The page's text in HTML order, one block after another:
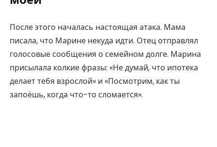
После этого началась настоящая атака. Мама
писала, что Марине некуда идти. Отец отправлял
голосовые сообщения о семейном долге. Марина
присылала колкие фразы: «Не думай, что ипотека
делает тебя взрослой» и «Посмотрим, как ты
запоёшь, когда что-то сломается».